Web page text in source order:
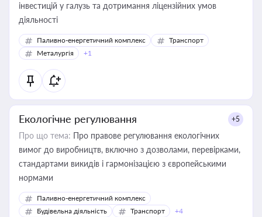
інвестицій у галузь та дотримання ліцензійних умов
діяльності
Паливно-енергетичний комплекс
Транспорт
Металургія
+1
Екологічне регулювання +5
Про що тема: Про правове регулювання екологічних
вимог до виробництв, включно з дозволами, перевірками,
стандартами викидів і гармонізацією з європейськими
нормами
Паливно-енергетичний комплекс
Будівельна діяльність
Транспорт +4